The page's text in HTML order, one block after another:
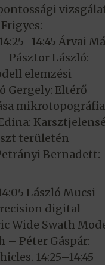
Árvai
Pásztor László:
elemzési
Gergely: Eltérő
területén
Bernadett:
László Mucsi –
digital
Wide Swath
– Péter Gáspár:
14:25–14:45